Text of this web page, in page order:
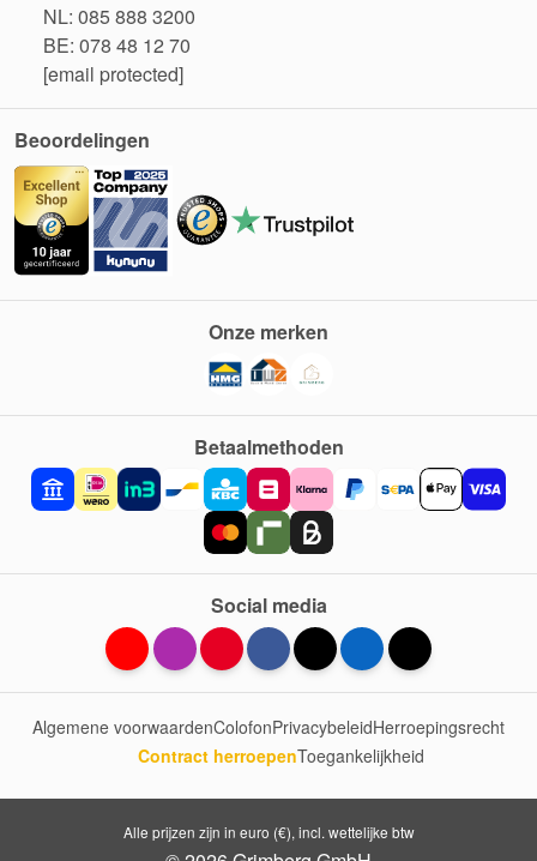
NL: 085 888 3200
BE: 078 48 12 70
[email protected]
Beoordelingen
Betaalmethoden
Onze merken
Social media
Algemene voorwaardenColofonPrivacybeleidHerroepingsrecht
Contract herroepenToegankelijkheid
Alle prijzen zijn in euro (€), incl. wettelijke btw